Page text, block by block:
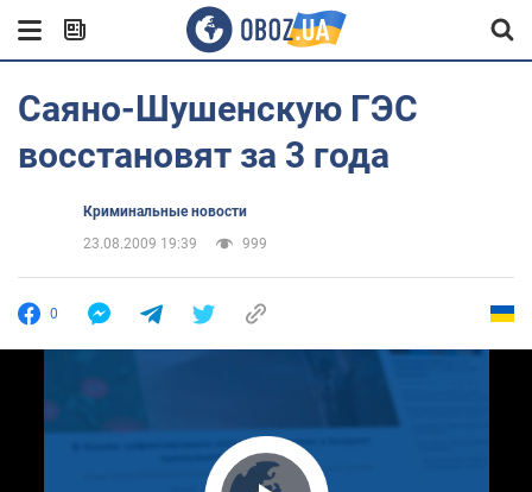
Саяно-Шушенскую ГЭС
восстановят за 3 года
Криминальные новости
23.08.2009 19:39
999
0